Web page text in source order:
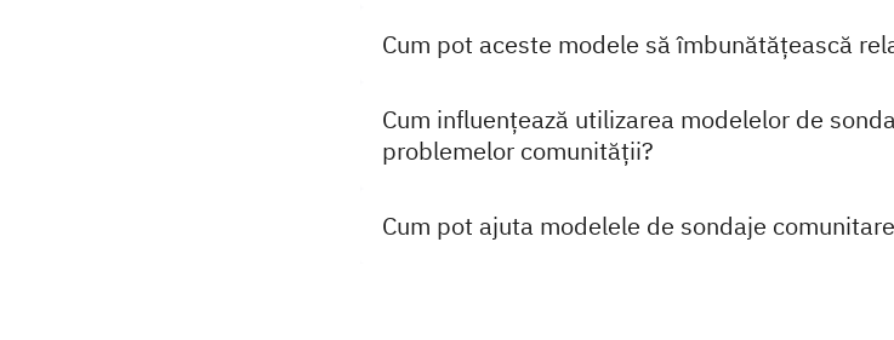
Cum pot aceste modele să îmbunătățească
Cum influențează utilizarea modelelor de
problemelor comunității?
Cum pot ajuta modelele de sondaje